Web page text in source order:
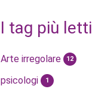
I tag più letti
Arte irregolare 12
psicologi 1